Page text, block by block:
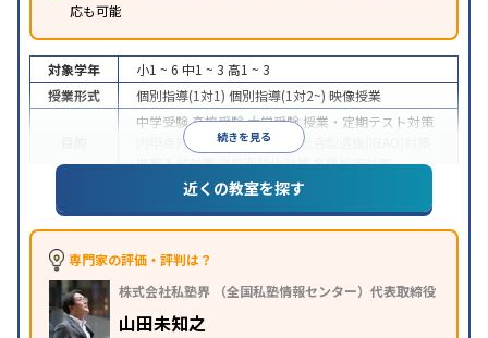
応も可能
続きを見る
対象学年 小1 ~ 6 中1 ~ 3 高1 ~ 3
授業形式
個別指導(1対1) 個別指導(1対2~) 映像授業
中学受験高校受験大学受験 授業・定期テスト対策
内申点対策
学習習慣の定着
総合型選抜(旧AO)対策
推薦入試対策学校別特化対策各種検定対策
特徴
授業の振替可能学習にPC・タブレットを利用
ライン対応1科目から受講可能季節講習のみの受講
可
※2023年3月調査。小学校高学年の個別指導塾アンケート調査方法
近くの教室を探す
専門家の評価・評判は？
株式会社私塾界 （全国私塾情報センター）代表取締役
山田未知之